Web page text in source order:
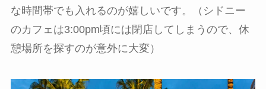
な時間帯でも入れるのが嬉しいです。（シドニー
のカフェは3:00pm頃には閉店してしまうので、休
憩場所を探すのが意外に大変）